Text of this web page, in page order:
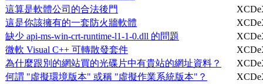
這算是軟體公司的合法後門
這是你該擁有的一套防火牆軟體
缺少 api-ms-win-crt-runtime-l1-1-0.dll 的問題
微軟 Visual C++ 可轉散發套件
為什麼跟別的網站買的光碟片中有貴站的網址資料？
何謂 "虛擬環境版本" 或稱 "虛擬作業系統版本"？